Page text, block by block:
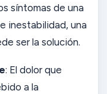
síntomas de una
inestabilidad, una
ser la solución.
: El dolor que
a la